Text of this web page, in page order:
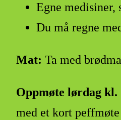
Egne
Du må regne
Mat: Ta med
Oppmøte lørdag kl.
med et kort